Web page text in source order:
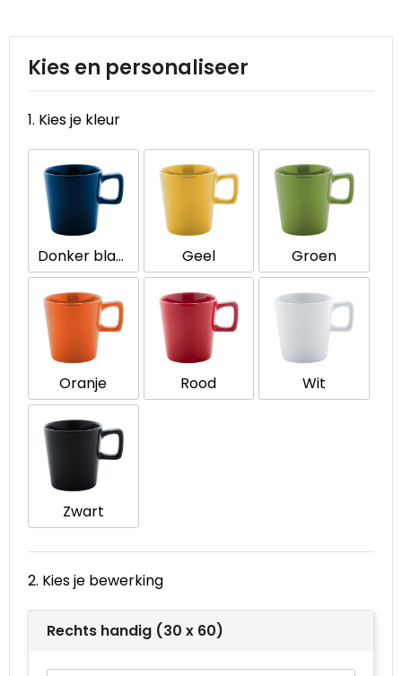
Rugzakken
Schoenentassen
Schoudertassen
Sporttassen
Strandtassen
Tablettassen
Toilettassen
Trolleys
Waterbestendige tassen
Goodiebags
Tenson
Urban Vitamin
Victorinox
VINGA
Waterman
Xoopar
Kies en personaliseer
1. Kies je kleur
Donker blauw Geel Groen
Oranje Rood Wit
Zwart
2. Kies je bewerking
Rechts handig (30 x 60)